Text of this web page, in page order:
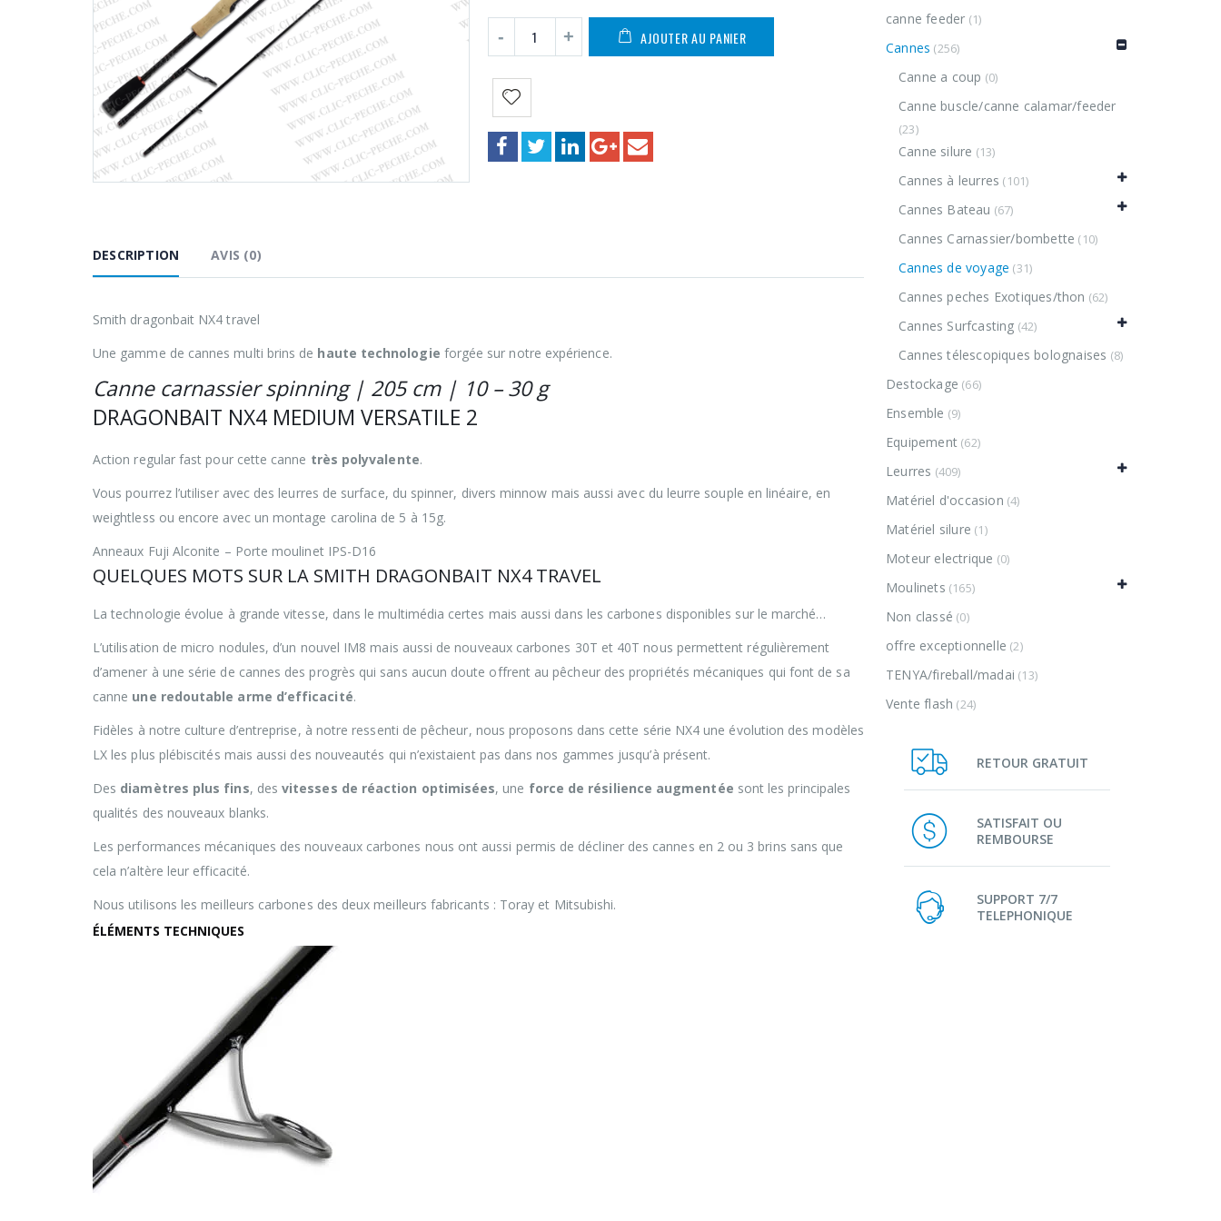
AJOUTER AU PANIER
DESCRIPTION AVIS (0)
Smith dragonbait NX4 travel
Une gamme de cannes multi brins de haute technologie forgée sur notre expérience.
Canne carnassier spinning | 205 cm | 10 – 30 g
DRAGONBAIT NX4 MEDIUM VERSATILE 2
Action regular fast pour cette canne très polyvalente.
Vous pourrez l’utiliser avec des leurres de surface, du spinner, divers minnow mais aussi avec du leurre souple en linéaire, en
weightless ou encore avec un montage carolina de 5 à 15g.
Anneaux Fuji Alconite – Porte moulinet IPS-D16
QUELQUES MOTS SUR LA SMITH DRAGONBAIT NX4 TRAVEL
La technologie évolue à grande vitesse, dans le multimédia certes mais aussi dans les carbones disponibles sur le marché…
L’utilisation de micro nodules, d’un nouvel IM8 mais aussi de nouveaux carbones 30T et 40T nous permettent régulièrement
d’amener à une série de cannes des progrès qui sans aucun doute offrent au pêcheur des propriétés mécaniques qui font de sa
canne une redoutable arme d’efficacité.
Fidèles à notre culture d’entreprise, à notre ressenti de pêcheur, nous proposons dans cette série NX4 une évolution des modèles
LX les plus plébiscités mais aussi des nouveautés qui n’existaient pas dans nos gammes jusqu’à présent.
Des diamètres plus fins, desvitesses de réaction optimisées, une force de résilience augmentée sont les principales
qualités des nouveaux blanks.
Les performances mécaniques des nouveaux carbones nous ont aussi permis de décliner des cannes en 2 ou 3 brins sans que
cela n’altère leur efficacité.
Nous utilisons les meilleurs carbones des deux meilleurs fabricants : Toray et Mitsubishi.
ÉLÉMENTS TECHNIQUES
canne feeder (1)
Cannes (256)
Canne a coup (0)
Canne buscle/canne calamar/feeder
(23)
Canne silure (13)
Cannes à leurres (101)
Cannes Bateau (67)
Cannes Carnassier/bombette (10)
Cannes de voyage (31)
Cannes peches Exotiques/thon (62)
Cannes Surfcasting (42)
Cannes télescopiques bolognaises (8)
Destockage (66)
Ensemble (9)
Equipement (62)
Leurres (409)
Matériel d'occasion (4)
Matériel silure (1)
Moteur electrique (0)
Moulinets (165)
Non classé (0)
offre exceptionnelle (2)
TENYA/fireball/madai (13)
Vente flash (24)
RETOUR GRATUIT
SATISFAIT OU
REMBOURSE
SUPPORT 7/7
TELEPHONIQUE